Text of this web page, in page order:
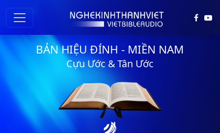
BẢN HIỆU ĐÍNH - MIỀN NAM
Cựu Ước & Tân Ước